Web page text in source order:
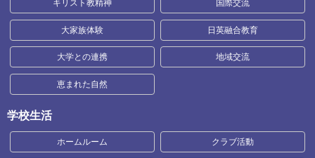
キリスト教精神 国際交流
大家族体験 日英融合教育
大学との連携 地域交流
恵まれた自然
学校生活
ホームルーム クラブ活動